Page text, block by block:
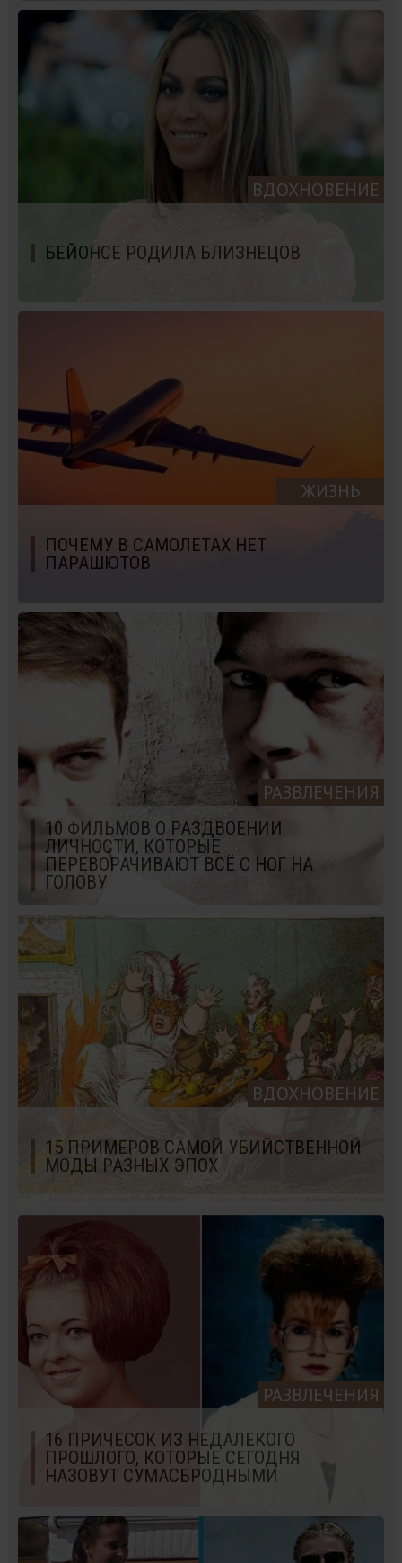
ВДОХНОВЕНИЕ
БЕЙОНСЕ РОДИЛА БЛИЗНЕЦОВ
ЖИЗНЬ
ПОЧЕМУ В САМОЛЕТАХ НЕТ
ПАРАШЮТОВ
РАЗВЛЕЧЕНИЯ
10 ФИЛЬМОВ О РАЗДВОЕНИИ
ЛИЧНОСТИ, КОТОРЫЕ
ПЕРЕВОРАЧИВАЮТ ВСЁ С НОГ НА
ГОЛОВУ
ВДОХНОВЕНИЕ
15 ПРИМЕРОВ САМОЙ УБИЙСТВЕННОЙ
МОДЫ РАЗНЫХ ЭПОХ
РАЗВЛЕЧЕНИЯ
16 ПРИЧЕСОК ИЗ НЕДАЛЕКОГО
ПРОШЛОГО, КОТОРЫЕ СЕГОДНЯ
НАЗОВУТ СУМАСБРОДНЫМИ